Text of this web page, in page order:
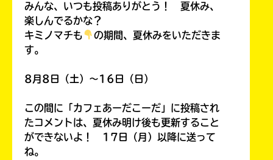
みんな、いつも投稿ありがとう！ 夏休み、
楽しんでるかな？
キミノマチも
の期間、夏休みをいただきま
す。
8月8日（土）～16日（日）
この間に「カフェあーだこーだ」に投稿され
たコメントは、夏休み明け後も更新すること
ができないよ！ 17日（月）以降に送って
ね。